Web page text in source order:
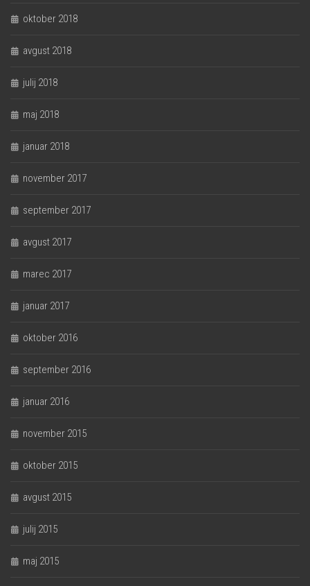
oktober 2018
avgust 2018
julij 2018
maj 2018
januar 2018
november 2017
september 2017
avgust 2017
marec 2017
januar 2017
oktober 2016
september 2016
januar 2016
november 2015
oktober 2015
avgust 2015
julij 2015
maj 2015